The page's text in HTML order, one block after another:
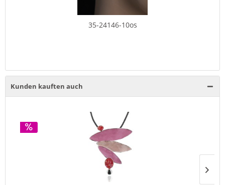
35-24146-10os
Kunden kauften auch